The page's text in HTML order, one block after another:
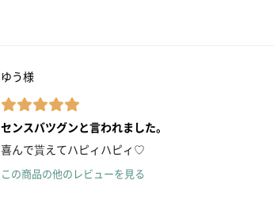
ゆう様
センスバツグンと言われました。
喜んで貰えてハピィハピィ♡
この商品の他のレビューを見る